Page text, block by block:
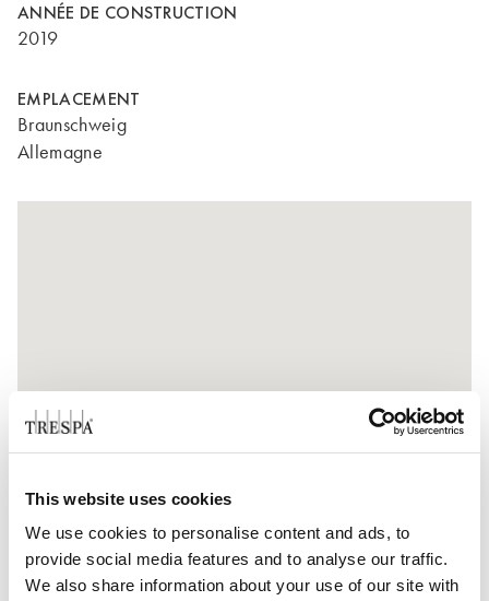
This website uses cookies
We use cookies to personalise content and ads, to
provide social media features and to analyse our traffic.
We also share information about your use of our site with
ANNÉE DE CONSTRUCTION
2019
EMPLACEMENT
Braunschweig
Allemagne